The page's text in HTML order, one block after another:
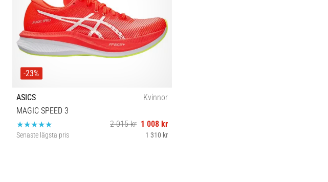
-23%
ASICS
Kvinnor
MAGIC SPEED 3
2 015 kr 1 008 kr
Senaste lägsta pris 1 310 kr